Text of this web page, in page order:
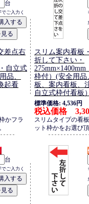
台
ご入力く
差点右
自立式
品、
起看
かフラ
スリム案内看板
折して下さい・
枠付）(安全用
板、案内看板、
自立式枠付看板）
標準価格: 4,536円
税込価格
スリムタイプの看
ット枠かをお選び頂
台
ご入力く